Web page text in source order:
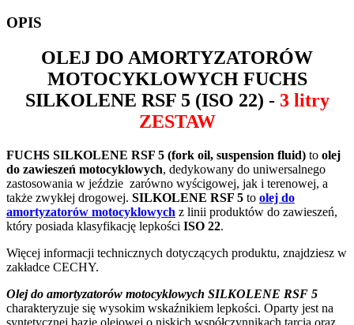
OPIS
OLEJ DO AMORTYZATORÓW
MOTOCYKLOWYCH FUCHS
SILKOLENE RSF 5(ISO 22) - 3 litry
ZESTAW
FUCHS SILKOLENE RSF 5 (fork oil, suspension fluid) to olej
do zawieszeń motocyklowych, dedykowany do uniwersalnego
zastosowania w jeździe zarówno wyścigowej, jak i terenowej, a
także zwykłej drogowej. SILKOLENE RSF 5 to olej do
amortyzatorów motocyklowych z linii produktów do zawieszeń,
który posiada klasyfikację lepkości ISO 22.
Więcej informacji technicznych dotyczących produktu, znajdziesz w
zakładce CECHY.
Olej do amortyzatorów motocyklowych SILKOLENE RSF 5
charakteryzuje się wysokim wskaźnikiem lepkości. Oparty jest na
syntetycznej bazie olejowej o niskich współczynnikach tarcia oraz